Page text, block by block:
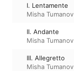
I. Lentamente
Misha Tumanov
II. Andante
Misha Tumanov
III. Allegretto
Misha Tumanov